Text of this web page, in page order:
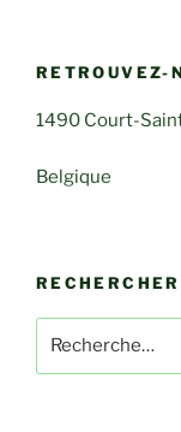
RETROUVEZ-
1490 Court-
Belgique
RECHERCHER
pour